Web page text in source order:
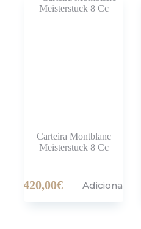
Carteira Montblanc
Meisterstuck 8 Cc
420,00€ Adicionar